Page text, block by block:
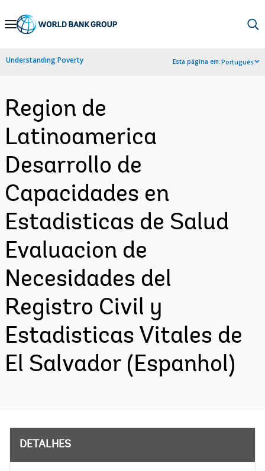
Skip
Navigation
Understanding Poverty Esta página em:Português
Region de
Latinoamerica
Desarrollo de
Capacidades en
Estadisticas de Salud
Evaluacion de
Necesidades del
Registro Civil y
Estadisticas Vitales de
El Salvador (Espanhol)
DETALHES